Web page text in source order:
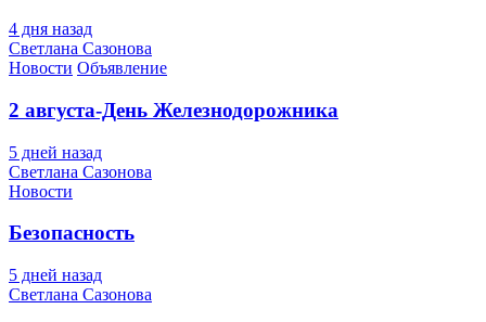
4 дня назад
Светлана Сазонова
Новости Объявление
2 августа-День Железнодорожника
5 дней назад
Светлана Сазонова
Новости
Безопасность
5 дней назад
Светлана Сазонова